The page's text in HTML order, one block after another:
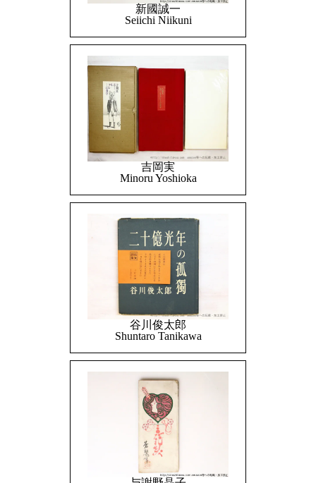
新國誠一
Seiichi Niikuni
吉岡実
Minoru Yoshioka
谷川俊太郎
Shuntaro Tanikawa